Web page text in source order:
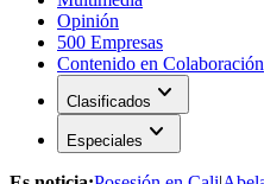
Opinión
500 Empresas
Contenido en Colaboración
Clasificados expand_more
Especiales expand_more